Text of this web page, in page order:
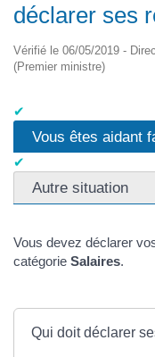
déclarer ses
Vérifié le 06/05/2019 -
(Premier ministre)
Vous êtes aidant
Autre situation
Vous devez déclarer
catégorie Salaires.
Qui doit déclarer